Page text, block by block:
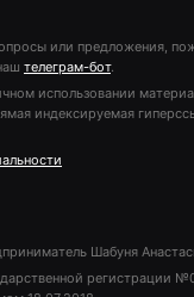
или предложения,
телеграм-бот.
использовании
индексируемая
Шабуня
регистрации